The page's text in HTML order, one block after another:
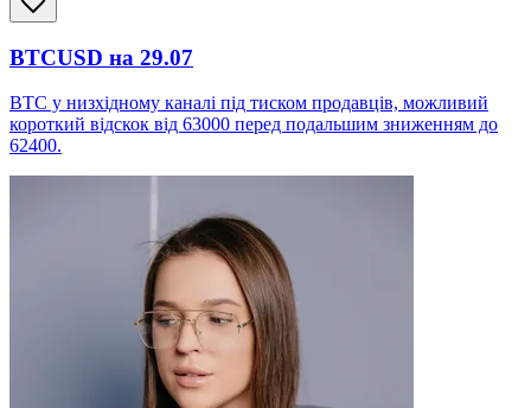
BTCUSD на 29.07
BTC у низхідному каналі під тиском продавців, можливий
короткий відскок від 63000 перед подальшим зниженням до
62400.